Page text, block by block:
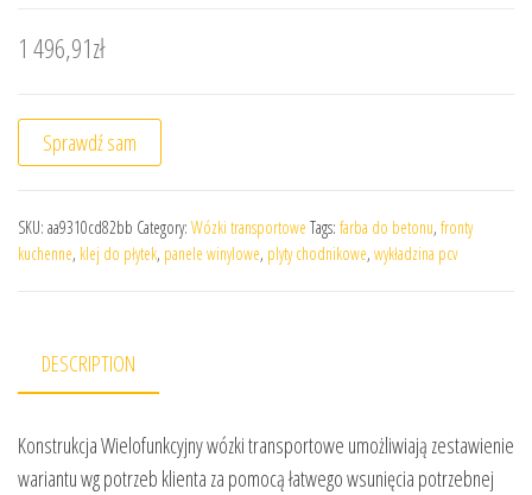
1 496,91zł
Sprawdź sam
SKU: aa9310cd82bb Category: Wózki transportowe Tags: farba do betonu, fronty
kuchenne, klej do płytek, panele winylowe, plyty chodnikowe, wykładzina pcv
DESCRIPTION
Konstrukcja Wielofunkcyjny wózki transportowe umożliwiają zestawienie
wariantu wg potrzeb klienta za pomocą łatwego wsunięcia potrzebnej